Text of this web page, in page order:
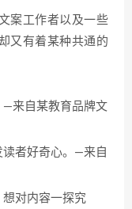
案工作者以及一些
又有着某种共通的
—来自某教育品牌文
者好奇心。—来自
对内容一探究